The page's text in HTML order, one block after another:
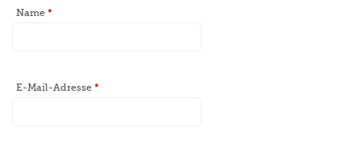
Name*
E-Mail-Adresse*